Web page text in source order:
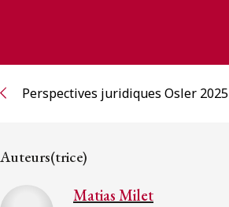
Perspectives juridiques Osler 2025
Auteurs(trice)
Matias Milet